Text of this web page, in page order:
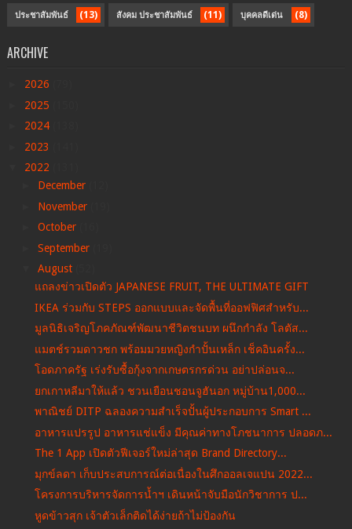
ประชาสัมพันธ์ (13) สังคม ประชาสัมพันธ์ (11) บุคคลดีเด่น (8)
ARCHIVE
2026
2025
2024
2023
2022
December
November
October
September
August
แถลงข่าวเปิดตัว JAPANESE FRUIT, THE ULTIMATE GIFT
IKEA ร่วมกับ STEPS ออกแบบและจัดพื้นที่ออฟฟิศสำหรับ...
มูลนิธิเจริญโภคภัณฑ์พัฒนาชีวิตชนบท ผนึกกำลัง โลตัส...
แมตช์รวมดาวชก พร้อมมวยหญิงกำปั้นเหล็ก เช็คอินครั้ง...
โอดภาครัฐ เร่งรับซื้อกุ้งจากเกษตรกรด่วน อย่าปล่อนจ...
ยกเกาหลีมาให้แล้ว ชวนเยือนชอนจูฮันอก หมู่บ้าน1,000...
พาณิชย์ DITP ฉลองความสำเร็จปั้นผู้ประกอบการ Smart ...
อาหารแปรรูป อาหารแช่แข็ง มีคุณค่าทางโภชนาการ ปลอดภ...
The 1 App เปิดตัวฟีเจอร์ใหม่ล่าสุด Brand Directory...
มุกข์ลดา เก็บประสบการณ์ต่อเนื่องในศึกออลเจแปน 2022...
โครงการบริหารจัดการน้ำฯ เดินหน้าจับมือนักวิชาการ ป...
หูดข้าวสุก เจ้าตัวเล็กติดได้ง่ายถ้าไม่ป้องกัน